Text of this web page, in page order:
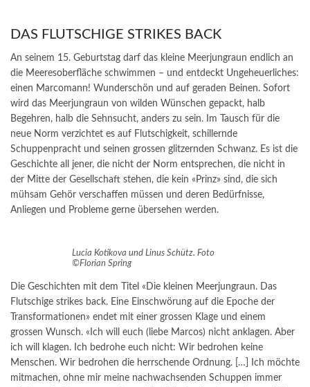
DAS FLUTSCHIGE STRIKES BACK
An seinem 15. Geburtstag darf das kleine Meer­jungraun endlich an
die Meeresoberfläche schwim­men – und entdeckt Ungeheuerliches:
einen Marcomann! Wunderschön und auf geraden Beinen. Sofort
wird das Meerjungraun von wilden Wünschen gepackt, halb
Begehren, halb die Sehnsucht, anders zu sein. Im Tausch für die
neue Norm verzichtet es auf Flutschigkeit, schillernde
Schuppenpracht und seinen grossen glitzernden Schwanz. Es ist die
Geschichte all jener, die nicht der Norm entsprechen, die nicht in
der Mitte der Gesellschaft stehen, die kein «Prinz» sind, die sich
mühsam Gehör verschaffen müssen und deren Bedürfnisse,
Anliegen und Probleme gerne übersehen werden.
Lucia Kotikova und Linus Schütz. Foto
©Florian Spring
Die Geschichten mit dem Titel «Die kleinen Meerjungraun. Das
Flutschige strikes back. Eine Einschwörung auf die Epoche der
Transformationen» endet mit einer grossen Klage und einem
grossen Wunsch. «Ich will euch (liebe Marcos) nicht anklagen. Aber
ich will klagen. Ich bedrohe euch nicht: Wir bedrohen keine
Menschen. Wir bedrohen die herrschende Ordnung. […] Ich möchte
mitmachen, ohne mir meine nachwachsenden Schuppen immer